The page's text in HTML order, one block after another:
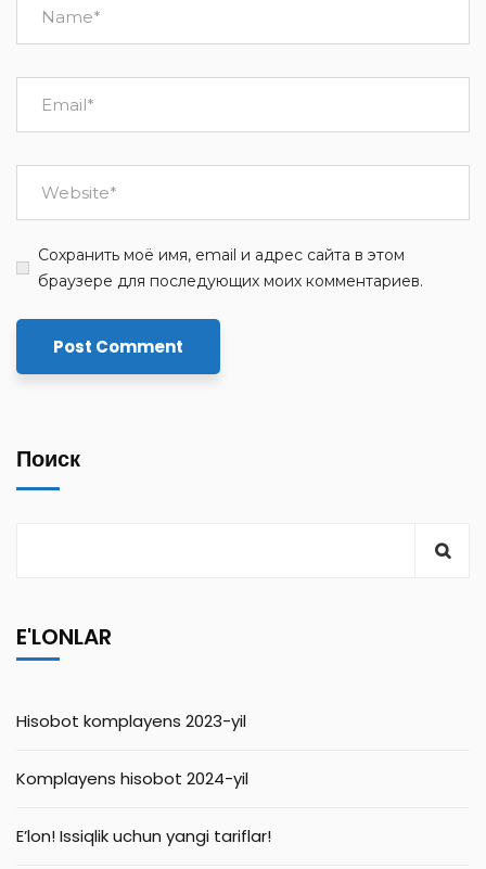
Сохранить моё имя, email и адрес сайта в этом
браузере для последующих моих комментариев.
Поиск
E'LONLAR
Hisobot komplayens 2023-yil
Komplayens hisobot 2024-yil
E’lon! Issiqlik uchun yangi tariflar!